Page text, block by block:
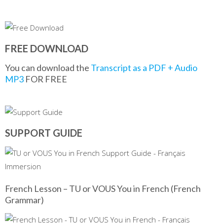
FREE DOWNLOAD
You can download the Transcript as a PDF + Audio
MP3 FOR FREE
SUPPORT GUIDE
French Lesson – TU or VOUS You in French (French
Grammar)